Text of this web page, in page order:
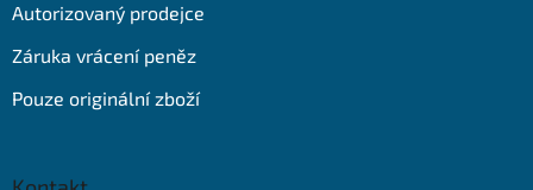
Autorizovaný prodejce
Záruka vrácení peněz
Pouze originální zboží